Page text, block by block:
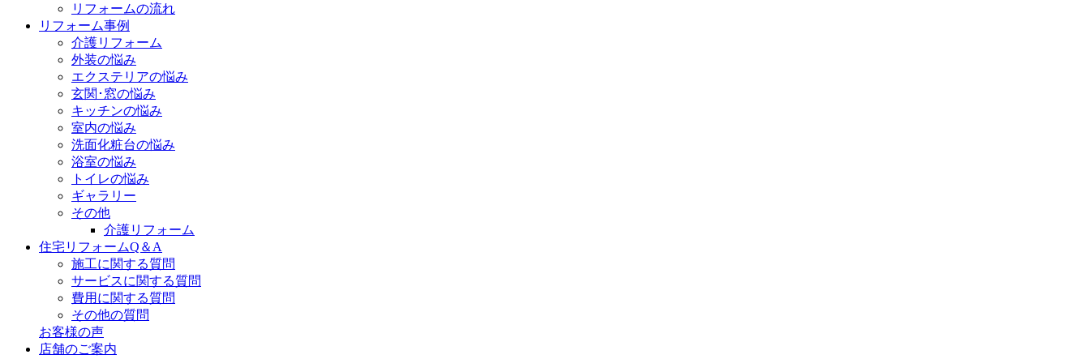
リフォームの流れ
リフォーム事例
介護リフォーム
外装の悩み
エクステリアの悩み
玄関･窓の悩み
キッチンの悩み
室内の悩み
洗面化粧台の悩み
浴室の悩み
トイレの悩み
ギャラリー
その他
介護リフォーム
住宅リフォームQ＆A
施工に関する質問
サービスに関する質問
費用に関する質問
その他の質問
お客様の声
店舗のご案内